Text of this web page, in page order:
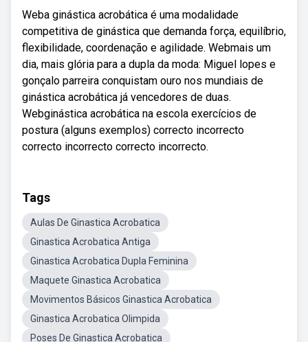
Weba ginástica acrobática é uma modalidade
competitiva de ginástica que demanda força, equilíbrio,
flexibilidade, coordenação e agilidade. Webmais um
dia, mais glória para a dupla da moda: Miguel lopes e
gonçalo parreira conquistam ouro nos mundiais de
ginástica acrobática já vencedores de duas.
Webginástica acrobática na escola exercícios de
postura (alguns exemplos) correcto incorrecto
correcto incorrecto correcto incorrecto.
Tags
Aulas De Ginastica Acrobatica
Ginastica Acrobatica Antiga
Ginastica Acrobatica Dupla Feminina
Maquete Ginastica Acrobatica
Movimentos Básicos Ginastica Acrobatica
Ginastica Acrobatica Olimpida
Poses De Ginastica Acrobatica